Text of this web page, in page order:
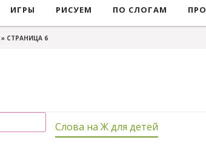
ИГРЫ РИСУЕМ ПО СЛОГАМ
» СТРАНИЦА 6
Слова на Ж для детей